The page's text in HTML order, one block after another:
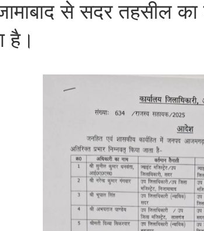
से सदर तहसील का
है।